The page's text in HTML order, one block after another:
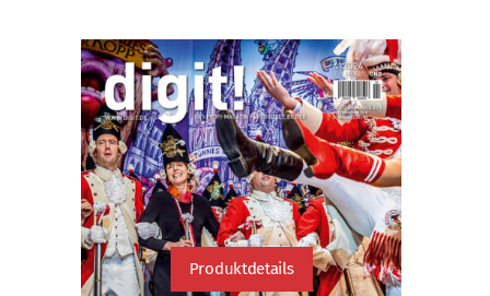
Produktdetails